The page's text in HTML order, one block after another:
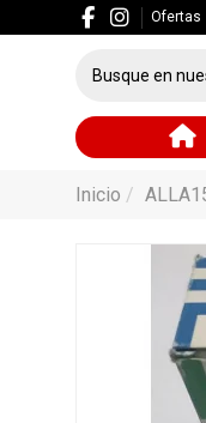
Ofertas
Inicio